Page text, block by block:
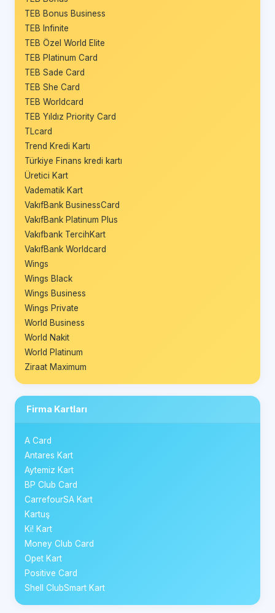
TEB Bonus Business
TEB Infinite
TEB Özel World Elite
TEB Platinum Card
TEB Sade Card
TEB She Card
TEB Worldcard
TEB Yıldız Priority Card
TLcard
Trend Kredi Kartı
Türkiye Finans kredi kartı
Üretici Kart
Vadematik Kart
VakıfBank BusinessCard
VakıfBank Platinum Plus
Vakıfbank TercihKart
VakıfBank Worldcard
Wings
Wings Black
Wings Business
Wings Private
World Business
World Nakit
World Platinum
Ziraat Maximum
Firma Kartları
A Card
Antares Kart
Aytemiz Kart
BP Club Card
CarrefourSA Kart
Kartuş
Ki! Kart
Money Club Card
Opet Kart
Positive Card
Shell ClubSmart Kart